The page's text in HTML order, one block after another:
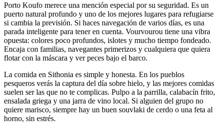
Porto Koufo merece una mención especial por su seguridad. Es un
puerto natural profundo y uno de los mejores lugares para refugiarse
si cambia la previsión. Si haces navegación de varios días, es una
parada inteligente para tener en cuenta. Vourvourou tiene una vibra
opuesta: colores poco profundos, islotes y mucho tiempo fondeado.
Encaja con familias, navegantes primerizos y cualquiera que quiera
flotar con la máscara y ver peces bajo el barco.
La comida en Sithonia es simple y honesta. En los pueblos
pesqueros verás la captura del día sobre hielo, y las mejores comidas
suelen ser las que no te complicas. Pulpo a la parrilla, calabacín frito,
ensalada griega y una jarra de vino local. Si alguien del grupo no
quiere marisco, siempre hay un buen souvlaki de cerdo o una feta al
horno, sin estrés.